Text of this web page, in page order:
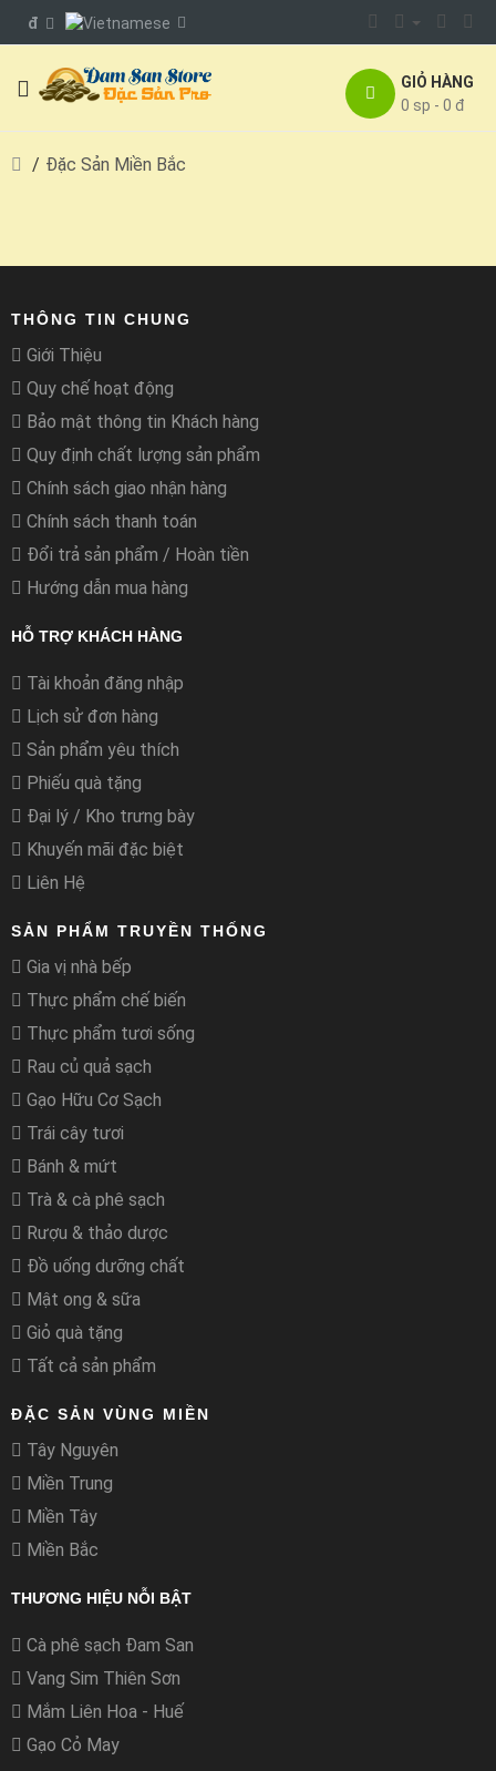
đ
GIỎ HÀNG
0 sp - 0 đ
Đặc Sản Miền Bắc
THÔNG TIN CHUNG
Giới Thiệu
Quy chế hoạt động
Bảo mật thông tin Khách hàng
Quy định chất lượng sản phẩm
Chính sách giao nhận hàng
Chính sách thanh toán
Đổi trả sản phẩm / Hoàn tiền
Hướng dẫn mua hàng
HỖ TRỢ KHÁCH HÀNG
Tài khoản đăng nhập
Lịch sử đơn hàng
Sản phẩm yêu thích
Phiếu quà tặng
Đại lý / Kho trưng bày
Khuyến mãi đặc biệt
Liên Hệ
SẢN PHẨM TRUYỀN THỐNG
Gia vị nhà bếp
Thực phẩm chế biến
Thực phẩm tươi sống
Rau củ quả sạch
Gạo Hữu Cơ Sạch
Trái cây tươi
Bánh & mứt
Trà & cà phê sạch
Rượu & thảo dược
Đồ uống dưỡng chất
Mật ong & sữa
Giỏ quà tặng
Tất cả sản phẩm
ĐẶC SẢN VÙNG MIỀN
Tây Nguyên
Miền Trung
Miền Tây
Miền Bắc
THƯƠNG HIỆU NỖI BẬT
Cà phê sạch Đam San
Vang Sim Thiên Sơn
Mắm Liên Hoa - Huế
Gạo Cỏ May